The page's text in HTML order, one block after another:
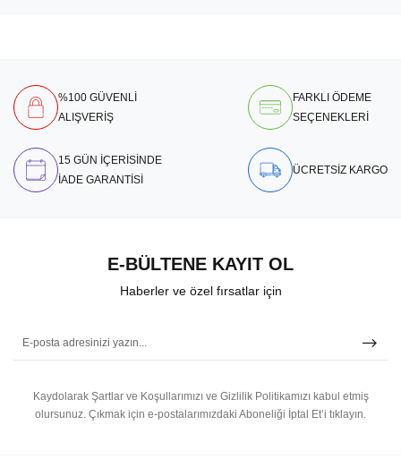
%100 GÜVENLİ
ALIŞVERİŞ
FARKLI ÖDEME
SEÇENEKLERİ
15 GÜN İÇERİSİNDE
İADE GARANTİSİ
ÜCRETSİZ KARGO
E-BÜLTENE KAYIT OL
Haberler ve özel fırsatlar için
Kaydolarak Şartlar ve Koşullarımızı ve Gizlilik Politikamızı kabul etmiş
olursunuz. Çıkmak için e-postalarımızdaki Aboneliği İptal Et’i tıklayın.